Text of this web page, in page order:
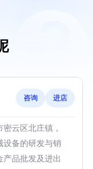
咨询 进店
云区北庄镇，
设备的研发与销
产品批发及进出